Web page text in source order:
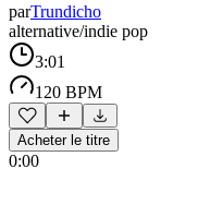
parTrundicho
alternative/indie pop
3:01
120 BPM
Acheter le titre
0:00